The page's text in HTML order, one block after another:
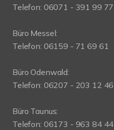
Telefon: 06071 - 391 99 77
Büro Messel:
Telefon: 06159 - 71 69 61
Büro Odenwald:
Telefon: 06207 - 203 12 46
Büro Taunus:
Telefon: 06173 - 963 84 44